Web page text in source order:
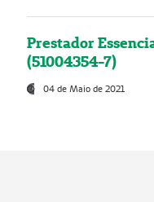
Prestador
(51004354-7)
04 de Maio de 2021